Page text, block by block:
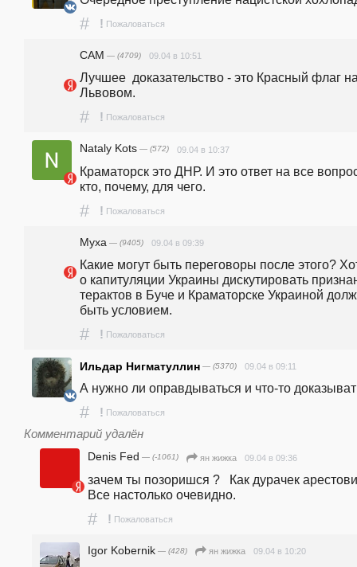
# ! Пожаловаться
CAM — (4709) 09.04 в 10:51
Лучшее  доказательство - это Красный флаг
Львовом.
# ! Пожаловаться
Nataly Kots — (572) 09.04 в 10:37
Краматорск это ДНР. И это ответ на все
кто, почему, для чего.
# ! Пожаловаться
Муха — (9405) 09.04 в 09:39
Какие могут быть переговоры после этого?
о капитуляции Украины дискутировать
терактов в Буче и Краматорске Украиной
быть условием.
# ! Пожаловаться
Ильдар Нигматуллин — (5370) 09.04 в 09:11
А нужно ли оправдываться и что-то
# ! Пожаловаться
Комментарий удалён
Denis Fed — (-1061) ян жижка 09.04 в 09:36
зачем ты позоришся ?   Как дурачек
Все настолько очевидно.
# ! Пожаловаться
Igor Kobernik — (428) ян жижка 09.04 в 10:20